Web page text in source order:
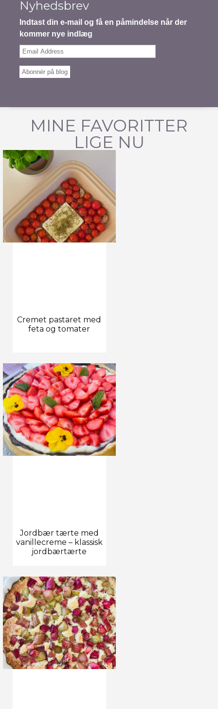
Nyhedsbrev
Indtast din e-mail og få en påmindelse når der
kommer nye indlæg
Email
Abonnér på blog
MINE FAVORITTER
LIGE NU
Cremet pastaret med
feta og tomater
Jordbær tærte med
vanillecreme – klassisk
jordbærtærte